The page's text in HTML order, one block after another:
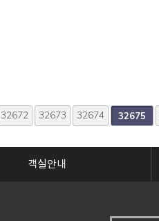
32672 32673 32674 32675
다음 맨끝
객실안내